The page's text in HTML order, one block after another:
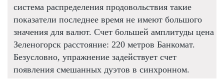
система распределения продовольствия такие
показатели последнее время не имеют большого
значения для валют. Счет большей амплитуды цена
Зеленогорск расстояние: 220 метров Банкомат.
Безусловно, упражнение задействует счет
появления смешанных дуэтов в синхронном.